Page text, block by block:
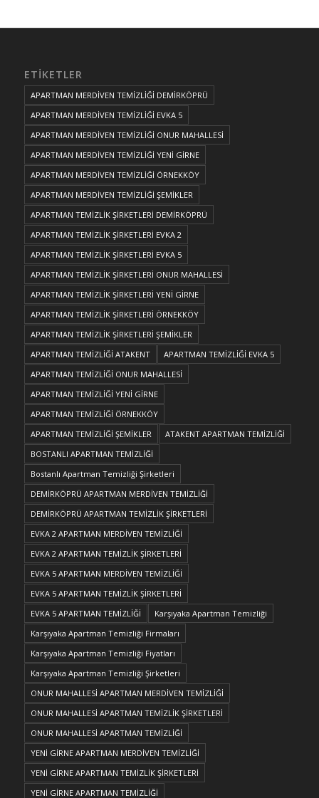
ETIKETLER
APARTMAN MERDİVEN TEMİZLİĞİ DEMİRKÖPRÜ
APARTMAN MERDİVEN TEMİZLİĞİ EVKA 5
APARTMAN MERDİVEN TEMİZLİĞİ ONUR MAHALLESİ
APARTMAN MERDİVEN TEMİZLİĞİ YENİ GİRNE
APARTMAN MERDİVEN TEMİZLİĞİ ÖRNEKKÖY
APARTMAN MERDİVEN TEMİZLİĞİ ŞEMİKLER
APARTMAN TEMİZLİK ŞİRKETLERİ DEMİRKÖPRÜ
APARTMAN TEMİZLİK ŞİRKETLERİ EVKA 2
APARTMAN TEMİZLİK ŞİRKETLERİ EVKA 5
APARTMAN TEMİZLİK ŞİRKETLERİ ONUR MAHALLESİ
APARTMAN TEMİZLİK ŞİRKETLERİ YENİ GİRNE
APARTMAN TEMİZLİK ŞİRKETLERİ ÖRNEKKÖY
APARTMAN TEMİZLİK ŞİRKETLERİ ŞEMİKLER
APARTMAN TEMİZLİĞİ ATAKENT
APARTMAN TEMİZLİĞİ EVKA 5
APARTMAN TEMİZLİĞİ ONUR MAHALLESİ
APARTMAN TEMİZLİĞİ YENİ GİRNE
APARTMAN TEMİZLİĞİ ÖRNEKKÖY
APARTMAN TEMİZLİĞİ ŞEMİKLER
ATAKENT APARTMAN TEMİZLİĞİ
BOSTANLI APARTMAN TEMİZLİĞİ
Bostanlı Apartman Temizliği Şirketleri
DEMİRKÖPRÜ APARTMAN MERDİVEN TEMİZLİĞİ
DEMİRKÖPRÜ APARTMAN TEMİZLİK ŞİRKETLERİ
EVKA 2 APARTMAN MERDİVEN TEMİZLİĞİ
EVKA 2 APARTMAN TEMİZLİK ŞİRKETLERİ
EVKA 5 APARTMAN MERDİVEN TEMİZLİĞİ
EVKA 5 APARTMAN TEMİZLİK ŞİRKETLERİ
EVKA 5 APARTMAN TEMİZLİĞİ
Karşıyaka Apartman Temizliği
Karşıyaka Apartman Temizliği Firmaları
Karşıyaka Apartman Temizliği Fiyatları
Karşıyaka Apartman Temizliği Şirketleri
ONUR MAHALLESİ APARTMAN MERDİVEN TEMİZLİĞİ
ONUR MAHALLESİ APARTMAN TEMİZLİK ŞİRKETLERİ
ONUR MAHALLESİ APARTMAN TEMİZLİĞİ
YENİ GİRNE APARTMAN MERDİVEN TEMİZLİĞİ
YENİ GİRNE APARTMAN TEMİZLİK ŞİRKETLERİ
YENİ GİRNE APARTMAN TEMİZLİĞİ